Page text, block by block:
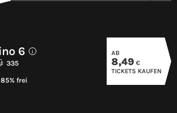
6 i
335
85% frei
AB
8,49 €
TICKETS KAUFEN